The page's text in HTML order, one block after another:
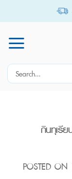
Search
กินทุเรี
POSTED ON